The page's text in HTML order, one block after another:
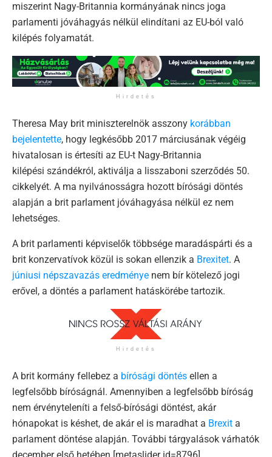
miszerint Nagy-Britannia kormányának nincs joga
parlamenti jóváhagyás nélkül elindítani az EU-ból való
kilépés folyamatát.
Hirdetés
Theresa May brit miniszterelnök asszony korábban
bejelentette, hogy legkésőbb 2017 márciusának végéig
hivatalosan is értesíti az EU-t Nagy-Britannia
kilépési szándékról, aktiválja a lisszaboni szerződés 50.
cikkelyét. A ma nyilvánosságra hozott bírósági döntés
alapján a brit parlament jóváhagyása nélkül ez nem
lehetséges.
A brit parlamenti képviselők többsége maradáspárti és a
brit konzervatívok közül is sokan ellenzik a Brexitet. A
júniusi népszavazás eredménye nem bír kötelező jogi
erővel, a döntés a parlament hatáskörébe tartozik.
Hirdetés
A brit kormány fellebez a bírósági döntés ellen a
legfelsőbb bíróságnál. Amennyiben a legfelsőbb bíróság
nem érvényteleníti a felső-bírósági döntést, akár
hónapokat is késhet, de akár el is maradhat a Brexit a
parlament döntése alapján. További tárgyalások várhatók